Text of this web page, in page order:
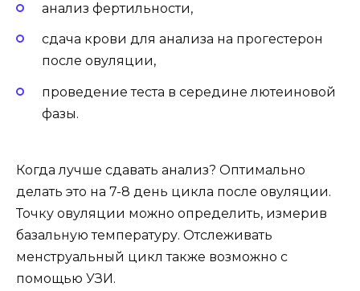
анализ фертильности,
сдача крови для анализа на прогестерон
после овуляции,
проведение теста в середине лютеиновой
фазы.
Когда лучше сдавать анализ? Оптимально
делать это на 7-8 день цикла после овуляции.
Точку овуляции можно определить, измерив
базальную температуру. Отслеживать
менструальный цикл также возможно с
помощью УЗИ.